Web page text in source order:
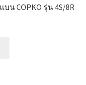
น COPKO รุ่น 4S/8R